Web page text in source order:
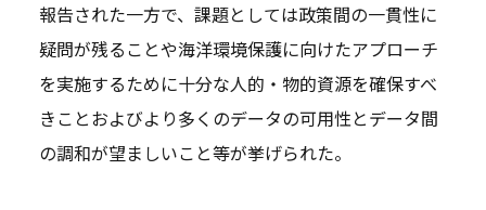
報告された一方で、課題としては政策間の一貫性に
疑問が残ることや海洋環境保護に向けたアプローチ
を実施するために十分な人的・物的資源を確保すべ
きことおよびより多くのデータの可用性とデータ間
の調和が望ましいこと等が挙げられた。